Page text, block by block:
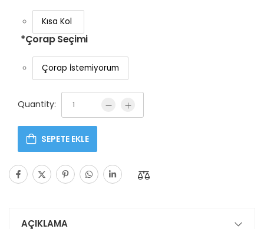
*Çorap Seçimi
Quantity:
SEPETE EKLE
AÇIKLAMA